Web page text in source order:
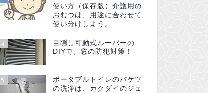
使い方（保存版）介護用の
おむつは、用途に合わせて
使い分けしよう。
4
目隠し可動式ルーバーの
DIYで、窓の防犯対策！
5
ポータブルトイレのバケツ
の洗浄は、カクダイのジェ